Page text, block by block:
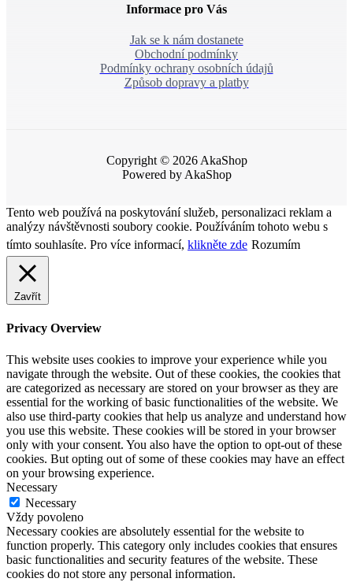
Informace pro Vás
Jak se k nám dostanete
Obchodní podmínky
Podmínky ochrany osobních údajů
Způsob dopravy a platby
Copyright © 2026 AkaShop
Powered by AkaShop
Tento web používá na poskytování služeb, personalizaci reklam a
analýzy návštěvnosti soubory cookie. Používáním tohoto webu s
tímto souhlasíte. Pro více informací, klikněte zde Rozumím
Zavřít
Privacy Overview
This website uses cookies to improve your experience while you
navigate through the website. Out of these cookies, the cookies that
are categorized as necessary are stored on your browser as they are
essential for the working of basic functionalities of the website. We
also use third-party cookies that help us analyze and understand how
you use this website. These cookies will be stored in your browser
only with your consent. You also have the option to opt-out of these
cookies. But opting out of some of these cookies may have an effect
on your browsing experience.
Necessary
Necessary
Vždy povoleno
Necessary cookies are absolutely essential for the website to
function properly. This category only includes cookies that ensures
basic functionalities and security features of the website. These
cookies do not store any personal information.